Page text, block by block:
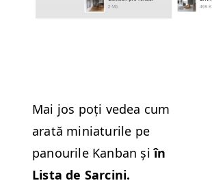
Mai jos poți vedea cum
arată minia­turile pe
panourile Kan­ban șiîn
Lista de Sarcini.